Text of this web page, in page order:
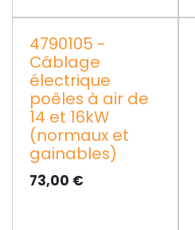
4790105 -
Câblage
électrique
poêles à air de
14 et 16kW
(normaux et
gainables)
73,00 €